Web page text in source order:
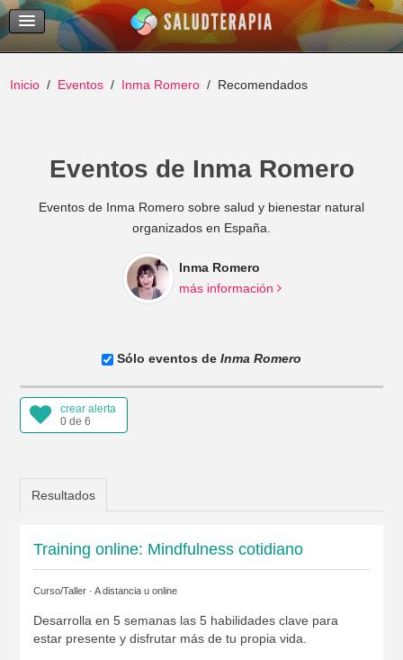
Temas Recientes
Buscar
Inicio Eventos Inma Romero Recomendados
Eventos de Inma Romero
Eventos de Inma Romero sobre salud y bienestar natural
organizados en España.
Inma Romero
más información
Sólo eventos de Inma Romero
crear alerta
0 de 6
Resultados
Training online: Mindfulness cotidiano
Curso/Taller · A distancia u online
Desarrolla en 5 semanas las 5 habilidades clave para
estar presente y disfrutar más de tu propia vida.